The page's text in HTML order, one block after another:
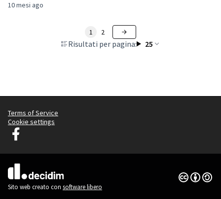
10 mesi ago
Risultati per pagina: 25
1 2
Terms of Service
Cookie settings
Decidim Lubiana su Facebook
(Collegamento esterno)
Sito web creato con software libero
Licenza